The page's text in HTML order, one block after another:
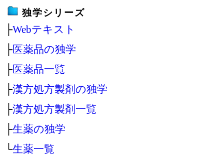
独学シリーズ
├Webテキスト
├医薬品の独学
├医薬品一覧
├漢方処方製剤の独学
├漢方処方製剤一覧
├生薬の独学
└生薬一覧